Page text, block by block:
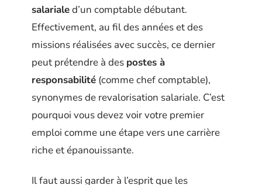
salarialed’un comptable débutant.
Effectivement, au fil des années et des
missions réalisées avec succès, ce dernier
peut prétendre à des postes à
responsabilité (comme chef comptable),
synonymes de revalorisation salariale. C’est
pourquoi vous devez voir votre premier
emploi comme une étape vers une carrière
riche et épanouissante.
Il faut aussi garder à l’esprit que les